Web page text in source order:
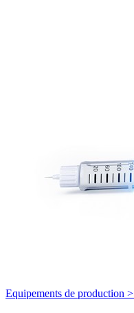
Equipements de production >